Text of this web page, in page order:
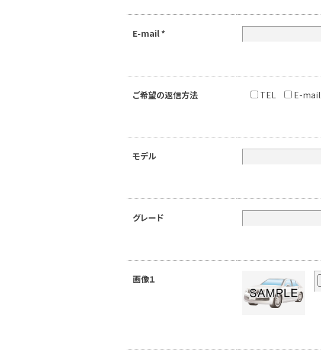
E-mail *
ご希望の返信方法 TEL E-mail
モデル
グレード
画像１